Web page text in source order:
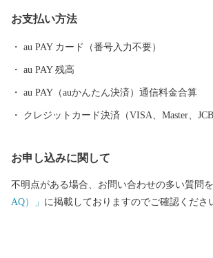
す。 米原市のふるさと納税では近江牛やシュ
お支払い方法
au PAY カード（番号入力不要）
au PAY 残高
au PAY（auかんたん決済）通信料金合算
クレジットカード決済（VISA、Master、
お申し込みに関して
不明点がある場合、お問い合わせの多い質問を
AQ）」 に掲載しておりますのでご確認くださ